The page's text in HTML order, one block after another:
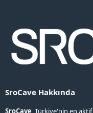
SroCave Hakkında
SroCave, Türkiye'nin en aktif